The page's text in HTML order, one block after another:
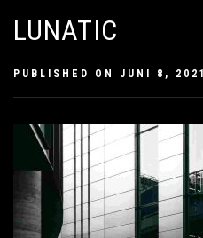
LUNATIC
PUBLISHED ON JUNI 8, 2021